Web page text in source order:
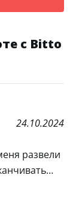
с Bitto
24.10.2024
развели